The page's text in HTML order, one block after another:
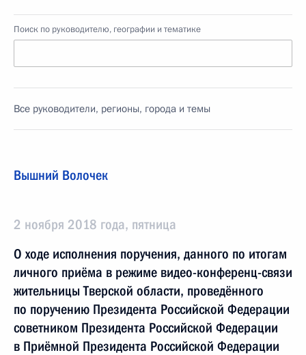
Поиск по руководителю, географии и тематике
Все руководители, регионы, города и темы
Вышний Волочек
2 ноября 2018 года, пятница
О ходе исполнения поручения, данного по итогам
личного приёма в режиме видео-конференц-связи
жительницы Тверской области, проведённого
по поручению Президента Российской Федерации
советником Президента Российской Федерации
в Приёмной Президента Российской Федерации